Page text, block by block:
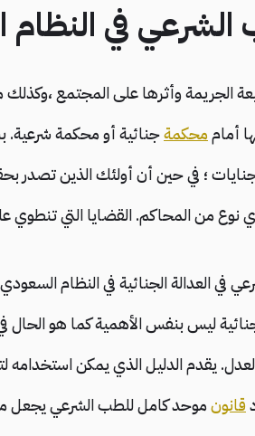
الشرعي في
الجريمة وأثرها على المجتمع ،وكذلك
أماممحكمةجنائية أو محكمة شرعية.
؛ في حين أن أولئك الذين
نوع من المحاكم. القضايا التي تنطوي
في العدالة الجنائية في النظام
ليس بنفس الأهمية كما هو
يقدم الدليل الذي يمكن استخدامه
قانونموحد كامل للطب الشرعي يجعل